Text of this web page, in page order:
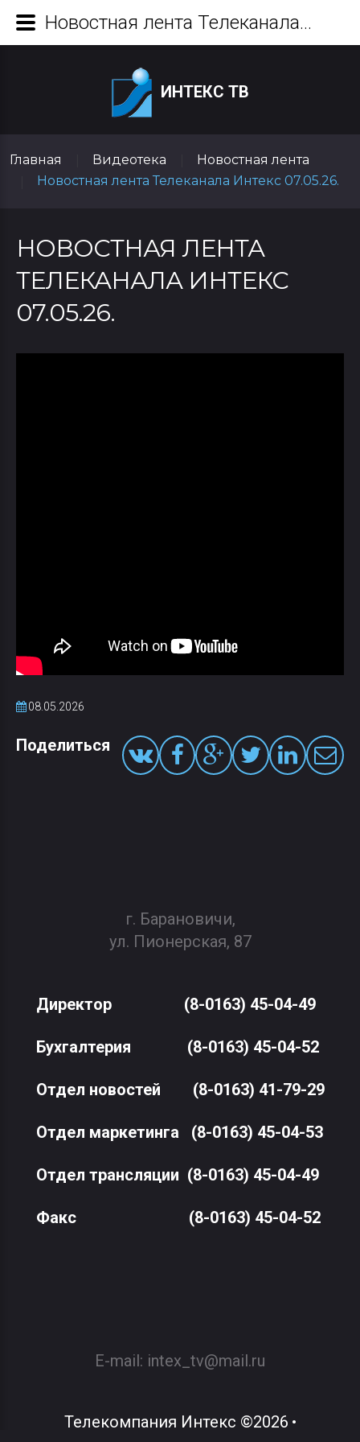
ИНТЕКС ТВ
Главная Видеотека
Новостная лента
Новостная лента Телеканала Интекс 07.05.26.
НОВОСТНАЯ ЛЕНТА
ТЕЛЕКАНАЛА ИНТЕКС
07.05.26.
08.05.2026
Поделиться
г. Барановичи,
ул. Пионерская, 87
Директор (8-0163) 45-04-49
Бухгалтерия (8-0163) 45-04-52
Отдел новостей (8-0163) 41-79-29
Отдел маркетинга (8-0163) 45-04-53
Отдел трансляции (8-0163) 45-04-49
Факс(8-0163) 45-04-52
E-mail: intex_tv@mail.ru
Телекомпания Интекс ©2026
Новостная лента Телеканала Интекс 07.05.26.